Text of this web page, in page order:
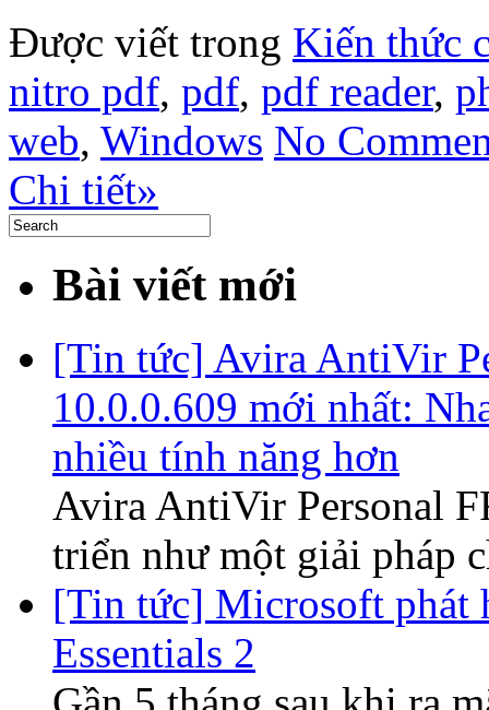
Được viết trong Kiến thức
nitro pdf, pdf, pdf reader,
web, Windows No
Chi tiết»
Bài viết mới
[Tin tức] Avira AntiVir
10.0.0.609 mới nhất:
nhiều tính năng hơn
Avira AntiVir Personal
triển như một giải pháp
[Tin tức] Microsoft phát
Essentials 2